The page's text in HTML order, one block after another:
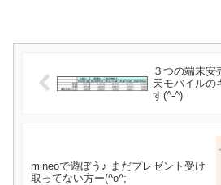
３つの端末安
天モバイルの
す(^-^)
mineoで遊ぼう♪ まだプレゼント受け
取ってない方ー(^o^;